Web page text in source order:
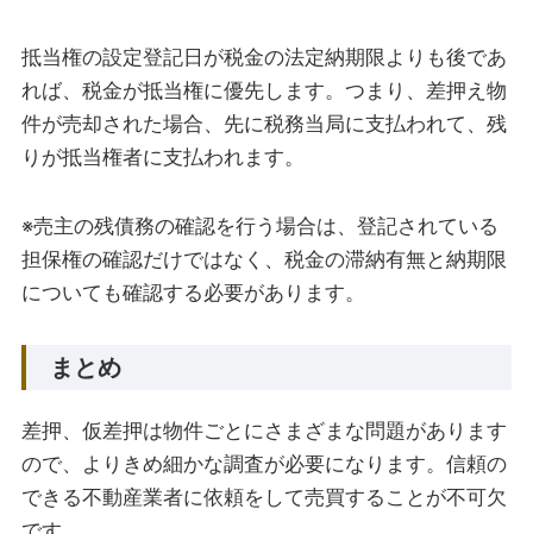
抵当権の設定登記日が税金の法定納期限よりも後であ
れば、税金が抵当権に優先します。つまり、差押え物
件が売却された場合、先に税務当局に支払われて、残
りが抵当権者に支払われます。
※売主の残債務の確認を行う場合は、登記されている
担保権の確認だけではなく、税金の滞納有無と納期限
についても確認する必要があります。
まとめ
差押、仮差押は物件ごとにさまざまな問題があります
ので、よりきめ細かな調査が必要になります。信頼の
できる不動産業者に依頼をして売買することが不可欠